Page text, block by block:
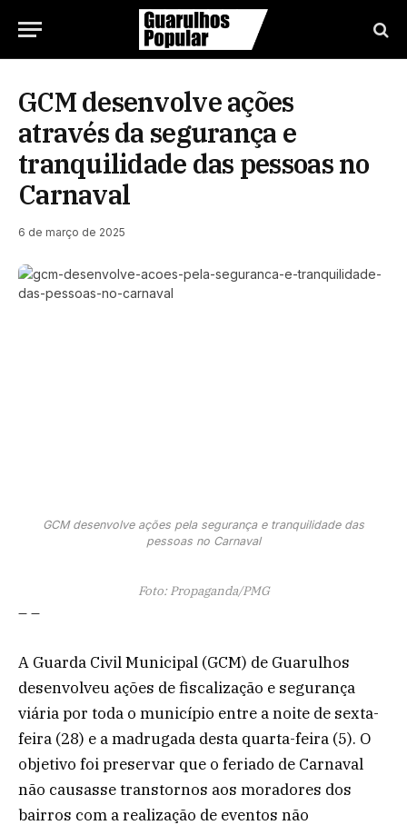
GCM desenvolve ações
através da segurança e
tranquilidade das pessoas no
Carnaval
6 de março de 2025
GCM desenvolve ações pela segurança e tranquilidade das
pessoas no Carnaval
Foto: Propaganda/PMG
– –
A Guarda Civil Municipal (GCM) de Guarulhos
desenvolveu ações de fiscalização e segurança
viária por toda o município entre a noite de sexta-
feira (28) e a madrugada desta quarta-feira (5). O
objetivo foi preservar que o feriado de Carnaval
não causasse transtornos aos moradores dos
bairros com a realização de eventos não